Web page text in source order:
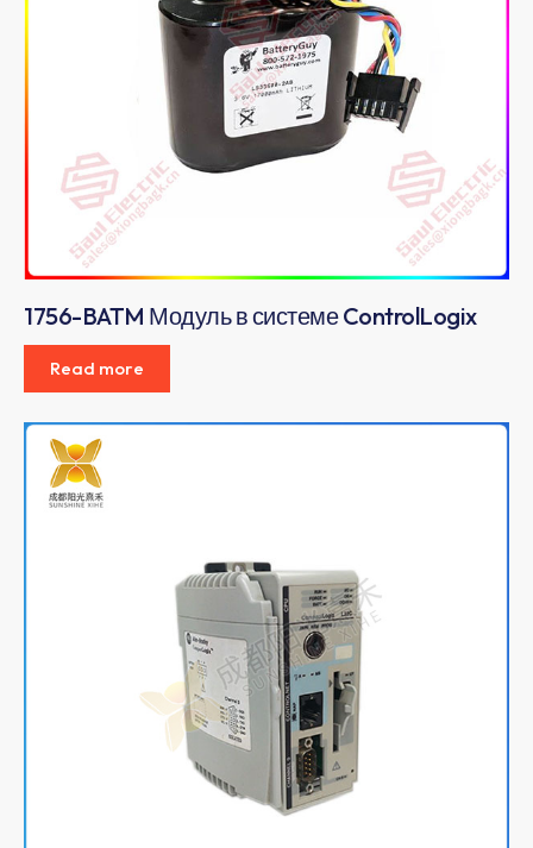
1756-BATM Модуль в системе ControlLogix
Read more